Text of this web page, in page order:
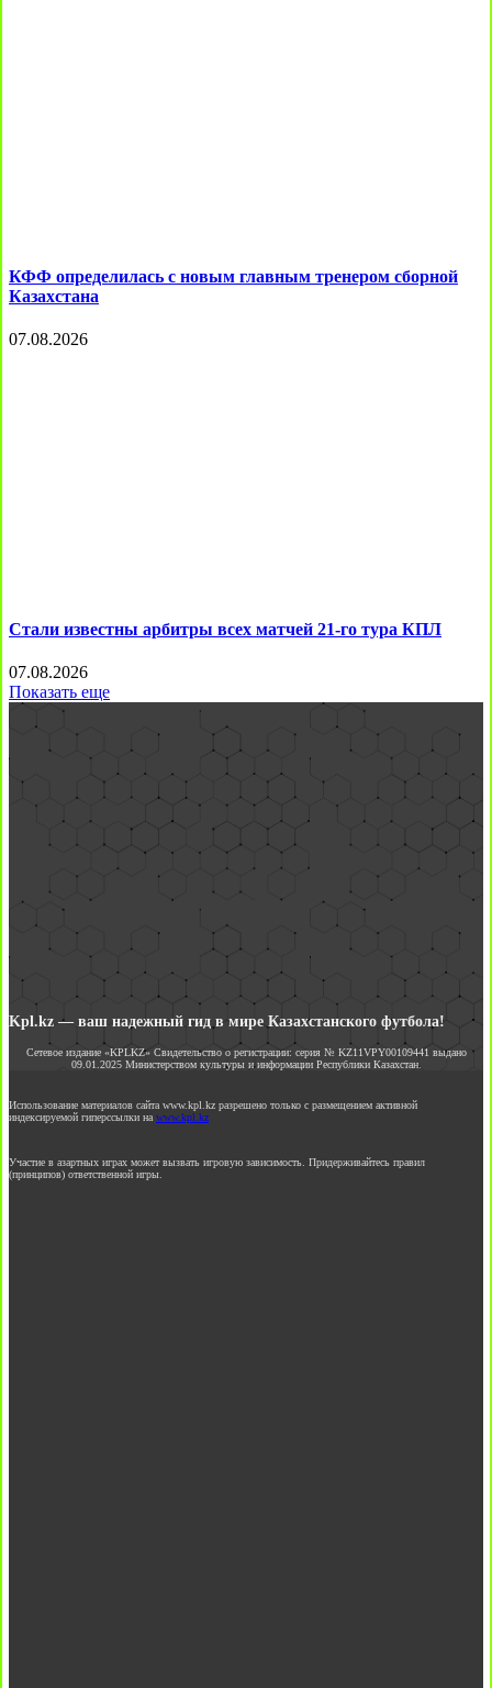
КФФ определилась с новым главным тренером сборной
Казахстана
07.08.2026
Стали известны арбитры всех матчей 21-го тура КПЛ
07.08.2026
Показать еще
Kpl.kz — ваш надежный гид в мире Казахстанского футбола!
Сетевое издание «KPLKZ» Свидетельство о регистрации: серия № KZ11VPY00109441 выдано
09.01.2025 Министерством культуры и информации Республики Казахстан.
Использование материалов сайта www.kpl.kz разрешено только с размещением активной
индексируемой гиперссылки на www.kpl.kz
Участие в азартных играх может вызвать игровую зависимость. Придерживайтесь правил
(принципов) ответственной игры.